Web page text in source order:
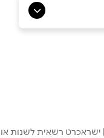
רשאית לשנות או